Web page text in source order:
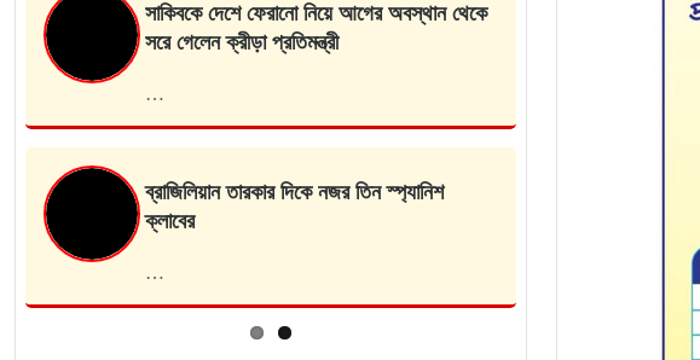
সাকিবকে দেশে ফেরানো নিয়ে আগের অবস্থান থেকে
সরে গেলেন ক্রীড়া প্রতিমন্ত্রী
…
ব্রাজিলিয়ান তারকার দিকে নজর তিন স্প্যানিশ
ক্লাবের
…
সরে